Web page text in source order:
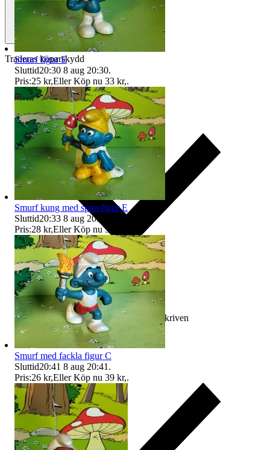
Traderas köparskydd
Ersättning om varan inte är som beskriven
Smurf figur E
Sluttid20:30 8 aug 20:30.
Pris:25 kr,Eller Köp nu 33 kr,.
Smurf kung med spira figur E
Sluttid20:33 8 aug 20:33
Pris:28 kr,Eller Köp nu 37 kr
Smurf med fackla figur C
Sluttid20:41 8 aug 20:41 .
Pris:26 kr,Eller Köp nu 39 kr,.